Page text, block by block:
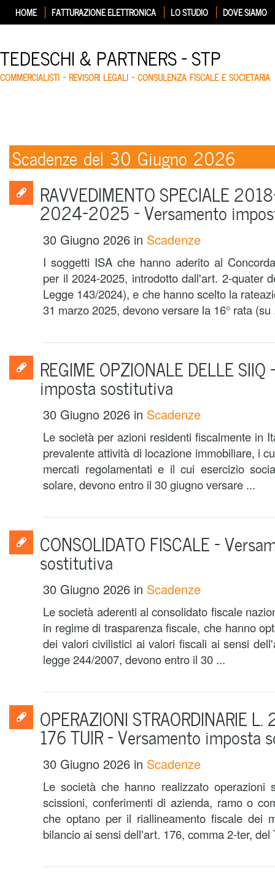
HOME FATTURAZIONE ELETTRONICA LO STUDIO DOVE SIAMO
TEDESCHI & PARTNERS – STP
COMMERCIALISTI – REVISORI LEGALI – CONSULENZA FISCALE E SOCIETARIA
Scadenze del 30 Giugno 2026
RAVVEDIMENTO SPECIALE
2024-2025 – Versamento
30 Giugno 2026 in Scadenze
I soggetti ISA che hanno aderito al
per il 2024-2025, introdotto dall'art. 2-quater
Legge 143/2024), e che hanno scelto la
31 marzo 2025, devono versare la 16° rata (su
REGIME OPZIONALE DELLE
imposta sostitutiva
30 Giugno 2026 in Scadenze
Le società per azioni residenti fiscalmente in
prevalente attività di locazione immobiliare, i
mercati regolamentati e il cui esercizio
solare, devono entro il 30 giugno versare ...
CONSOLIDATO FISCALE –
sostitutiva
30 Giugno 2026 in Scadenze
Le società aderenti al consolidato fiscale
in regime di trasparenza fiscale, che hanno
dei valori civilistici ai valori fiscali ai sensi
legge 244/2007, devono entro il 30 ...
OPERAZIONI STRAORDINARIE
176 TUIR – Versamento imposta
30 Giugno 2026 in Scadenze
Le società che hanno realizzato operazioni
scissioni, conferimenti di azienda, ramo o
che optano per il riallineamento fiscale dei
bilancio ai sensi dell'art. 176, comma 2-ter,